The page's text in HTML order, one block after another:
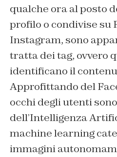
qualche ora al posto
profilo o condivise su
Instagram, sono
tratta dei tag, ovvero
identificano il
Approfittando del
occhi degli utenti
dell’Intelligenza
machine learning
immagini